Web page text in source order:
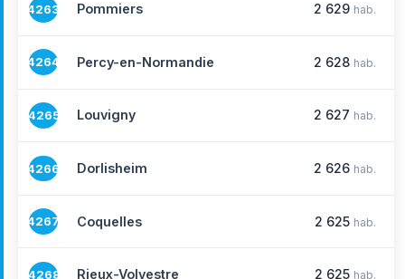
4263 Pommiers 2 629 hab.
4264 Percy-en-Normandie 2 628 hab.
4265 Louvigny 2 627 hab.
4266 Dorlisheim 2 626 hab.
4267 Coquelles 2 625 hab.
4268 Rieux-Volvestre 2 625 hab.